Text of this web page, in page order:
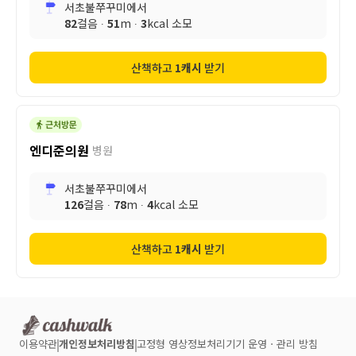
서초불쭈꾸미에서
82걸음 ∙ 51m ∙ 3kcal 소모
산책하고 1캐시 받기
엔디준의원 병원
서초불쭈꾸미에서
126걸음 ∙ 78m ∙ 4kcal 소모
산책하고 1캐시 받기
이용약관개인정보처리방침 고정형 영상정보처리기기 운영ㆍ관리 방침